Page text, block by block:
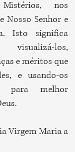
nos
Nosso Senhor e
Isto significa
visualizá-los,
e méritos que
e usando-os
para melhor
Virgem Maria a